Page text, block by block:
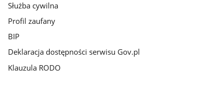
Służba cywilna
Profil zaufany
BIP
Deklaracja dostępności serwisu Gov.pl
Klauzula RODO